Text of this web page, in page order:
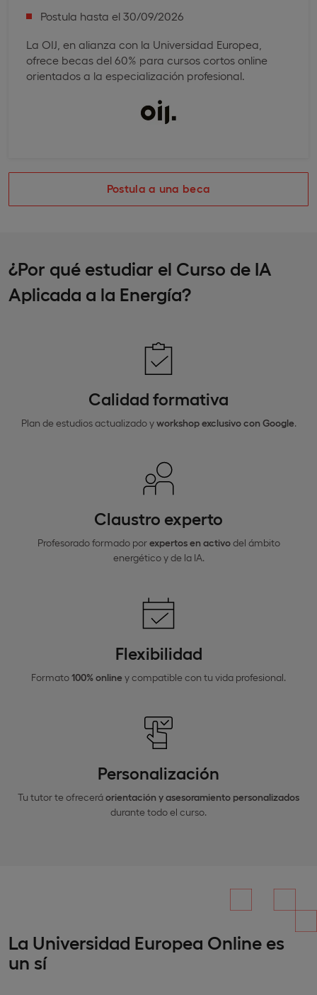
Postula hasta el 30/09/2026
La OIJ, en alianza con la Universidad Europea,
ofrece becas del 60% para cursos cortos online
orientados a la especialización profesional.
Postula a una beca
¿Por qué estudiar el Curso de IA
Aplicada a la Energía?
Calidad formativa
Plan de estudios actualizado yworkshop exclusivo con Google.
Claustro experto
Profesorado formado porexpertos en activodel ámbito
energético y de la IA.
Flexibilidad
Formato100% onliney compatible con tu vida profesional.
Personalización
Tu tutor te ofreceráorientación y asesoramiento personalizados
durante todo el curso.
La Universidad Europea Online es
un sí